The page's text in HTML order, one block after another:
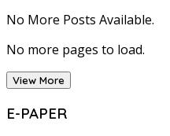
No More Posts Available.
No more pages to load.
View More
E-PAPER